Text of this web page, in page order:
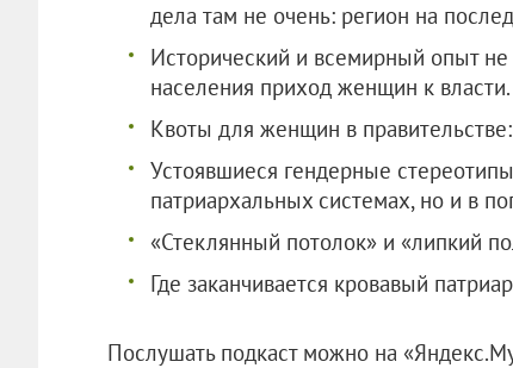
дела там не очень: регион на
Исторический и всемирный опыт не
населения приход женщин к власти.
Квоты для женщин в
Устоявшиеся гендерные
патриархальных системах, но и в
«Стеклянный потолок» и «липкий
Где заканчивается кровавый
Послушать подкаст можно на